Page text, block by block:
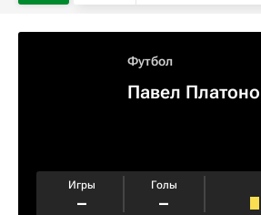
Футбол
Павел
Игры
–
Голы
–